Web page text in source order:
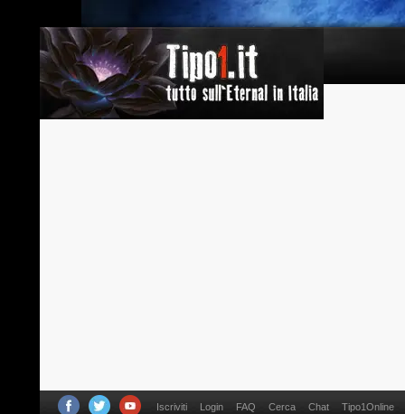
Iscriviti Login FAQ Cerca Chat Tipo1Online